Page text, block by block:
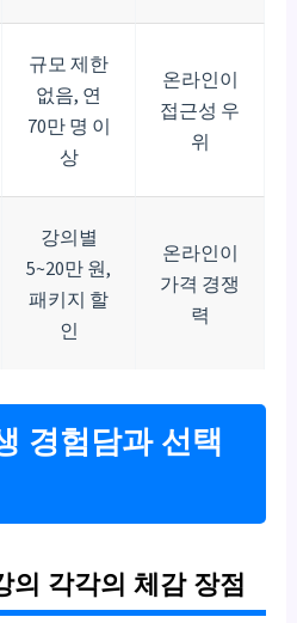
규모 제한
없음, 연
70만 명 이
상
온라인이
접근성 우
위
강의별
5~20만 원,
패키지 할
인
온라인이
가격 경쟁
력
경험담과 선택
의 각각의 체감 장점